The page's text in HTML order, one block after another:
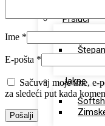
Prsluci
Jakne
Ime *
E-pošta *
Sačuvaj moje ime, e-
za sledeći put kada